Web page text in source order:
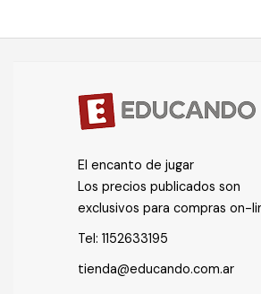
El encanto de jugar
Los precios publicados son
exclusivos para compras on-
Tel: 1152633195
tienda@educando.com.ar